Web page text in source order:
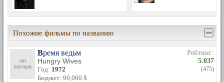
Похожие фильмы по названию
Время ведьм
Hungry Wives
Год: 1972
Бюджет: 90,000 $
Рейтинг:
5.037
(475)